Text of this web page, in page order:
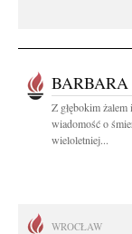
Z głębokim
wiadomość o
wieloletniej...
WROCŁAW